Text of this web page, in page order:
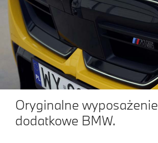
Oryginalne wyposażenie
dodatkowe BMW.